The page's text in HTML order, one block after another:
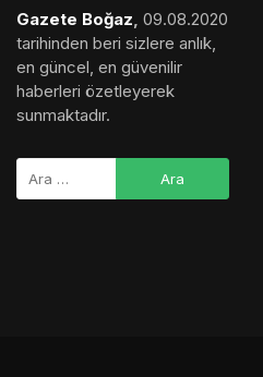
Gazete Boğaz, 09.08.2020
tarihinden beri sizlere anlık,
en güncel, en güvenilir
haberleri özetleyerek
sunmaktadır.